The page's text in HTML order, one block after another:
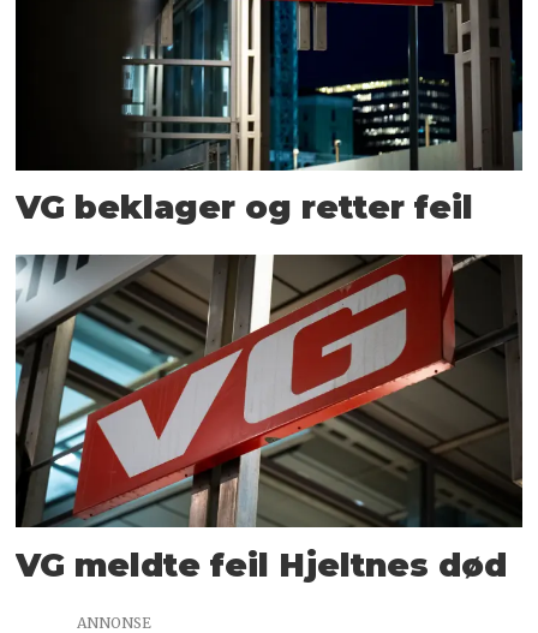
VG beklager og retter feil
VG meldte feil Hjeltnes død
ANNONSE